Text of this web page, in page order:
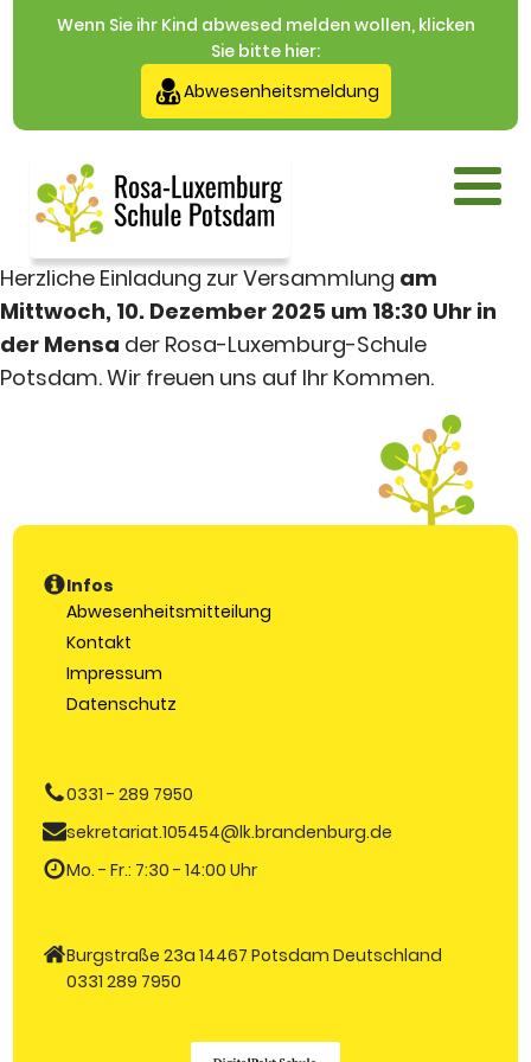
Wenn Sie ihr Kind abwesed melden wollen, klicken
Sie bitte hier:
Abwesenheitsmeldung
Herzliche Einladung zur Versammlung am
Mittwoch, 10. Dezember 2025 um 18:30 Uhr in
der Mensa der Rosa-Luxemburg-Schule
Potsdam. Wir freuen uns auf Ihr Kommen.
Infos
Abwesenheitsmitteilung
Kontakt
Impressum
Datenschutz
0331 - 289 7950
sekretariat.105454@lk.brandenburg.de
Mo. - Fr.: 7:30 - 14:00 Uhr
Burgstraße 23a 14467 Potsdam Deutschland
0331 289 7950